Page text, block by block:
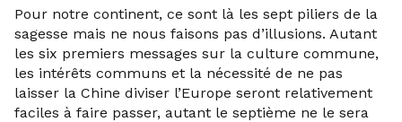
Pour notre continent, ce sont là les sept piliers de la
sagesse mais ne nous faisons pas d’illusions. Autant
les six premiers messages sur la culture commune,
les intérêts communs et la nécessité de ne pas
laisser la Chine diviser l’Europe seront relativement
faciles à faire passer, autant le septième ne le sera